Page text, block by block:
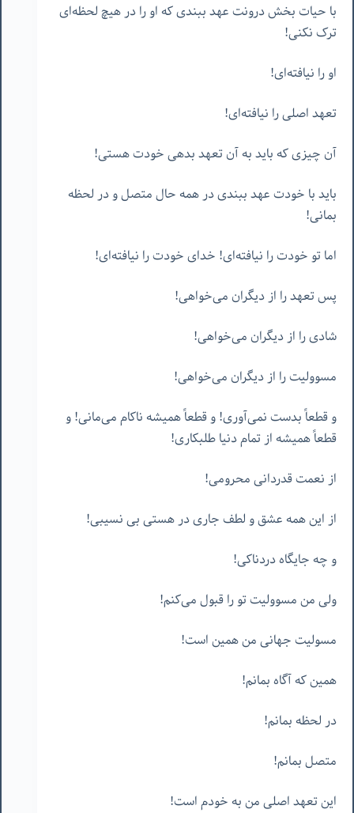
با حیات بخش درونت عهد ببندی که او را در هیچ لحظه‌ای
ترک نکنی!
او را نیافته‌ای!
تعهد اصلی را نیافته‌ای!
آن چیزی که باید به آن تعهد بدهی خودت هستی!
باید با خودت عهد ببندی در همه حال متصل و در لحظه
بمانی!
اما تو خودت را نیافته‌ای! خدای خودت را نیافته‌ای!
پس تعهد را از دیگران می‌خواهی!
شادی را از دیگران می‌خواهی!
مسوولیت را از دیگران می‌خواهی!
و قطعاً بدست نمی‌آوری! و قطعاً همیشه ناکام می‌مانی! و
قطعاً همیشه از تمام دنیا طلبکاری!
از نعمت قدردانی محرومی!
از این همه عشق و لطف جاری در هستی بی نسیبی!
و چه جایگاه دردناکی!
ولی من مسوولیت تو را قبول می‌کنم!
مسولیت جهانی من همین است!
همین که آگاه بمانم!
در لحظه بمانم!
متصل بمانم!
این تعهد اصلی من به خودم است!